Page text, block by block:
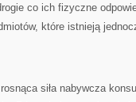
co ich fizyczne
które istnieją
siła nabywcza